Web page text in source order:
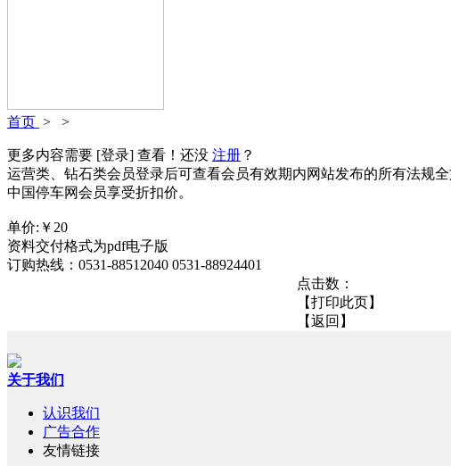
首页 > >
更多内容需要 [登录] 查看！还没 注册 ？
运营类、钻石类会员登录后可查看会员有效期内网站发布的所有法规
中国停车网会员享受折扣价。
单价:￥ 20
资料交付格式为pdf电子版
订购热线：0531-88512040 0531-88924401
点击数：
【打印此页】
【返回】
关于我们
认识我们
广告合作
友情链接